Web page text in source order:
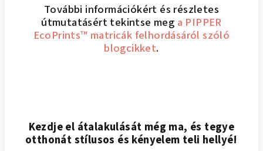
További információkért és részletes
útmutatásért tekintse meg a PIPPER
EcoPrints™ matricák felhordásáról szóló
blogcikket.
Kezdje el átalakulását még ma, és tegye
otthonát stílusos és kényelem teli hellyé!